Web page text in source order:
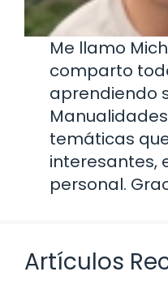
Me llamo
comparto
aprendiendo
temáticas
interesantes,
personal.
Artículos